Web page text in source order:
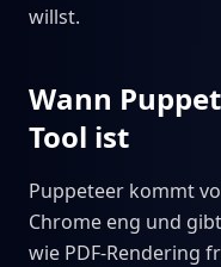
willst.
Wann
Tool ist
Puppeteer kommt
Chrome eng und
wie PDF-Rendering